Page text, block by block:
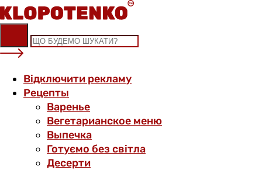
Skip
to
content
Відключити рекламу
Рецепты
Варенье
Вегетарианское меню
Выпечка
Готуємо без світла
Десерти